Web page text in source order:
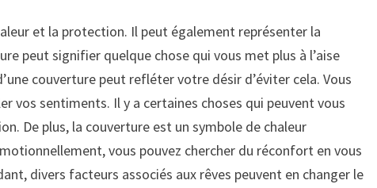
et la protection. Il peut également représenter la
peut signifier quelque chose qui vous met plus à l’aise
couverture peut refléter votre désir d’éviter cela. Vous
vos sentiments. Il y a certaines choses qui peuvent vous
De plus, la couverture est un symbole de chaleur
vous pouvez chercher du réconfort en vous
divers facteurs associés aux rêves peuvent en changer le